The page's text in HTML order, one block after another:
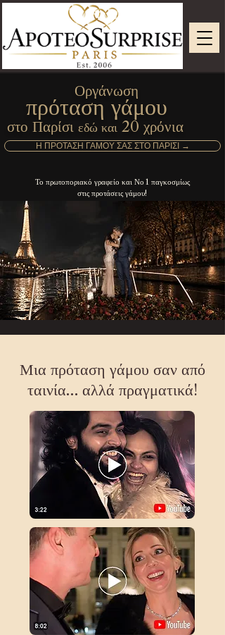
Οργάνωση
πρόταση γάμου
στο Παρίσι εδώ και 20 χρόνια
Η ΠΡΟΤΑΣΗ ΓΑΜΟΥ ΣΑΣ ΣΤΟ ΠΑΡΙΣΙ →
Το πρωτοποριακό γραφείο και Νο 1 παγκοσμίως
στις προτάσεις γάμου!
Μια πρόταση γάμου σαν από
ταινία… αλλά πραγματικά!